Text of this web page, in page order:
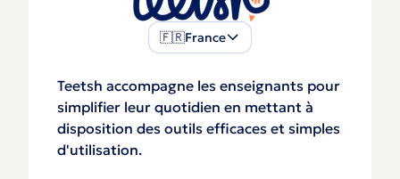
🇫🇷France
Teetsh accompagne les enseignants pour
simplifier leur quotidien en mettant à
disposition des outils efficaces et simples
d'utilisation.